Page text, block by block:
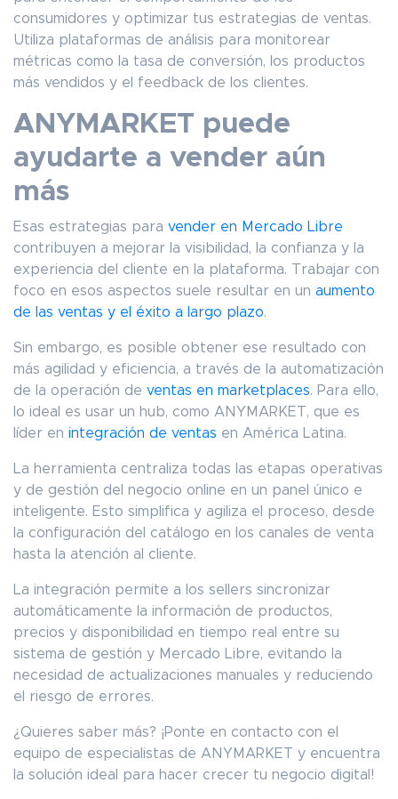
consumidores y optimizar tus estrategias de ventas.
Utiliza plataformas de análisis para monitorear
métricas como la tasa de conversión, los productos
más vendidos y el feedback de los clientes.
ANYMARKET puede
ayudarte a vender aún
más
Esas estrategias para vender en Mercado Libre
contribuyen a mejorar la visibilidad, la confianza y la
experiencia del cliente en la plataforma. Trabajar con
foco en esos aspectos suele resultar en un aumento
de las ventas y el éxito a largo plazo.
Sin embargo, es posible obtener ese resultado con
más agilidad y eficiencia, a través de la automatización
de la operación de ventas en marketplaces. Para ello,
lo ideal es usar un hub, como ANYMARKET, que es
líder en integración de ventas en América Latina.
La herramienta centraliza todas las etapas operativas
y de gestión del negocio online en un panel único e
inteligente. Esto simplifica y agiliza el proceso, desde
la configuración del catálogo en los canales de venta
hasta la atención al cliente.
La integración permite a los sellers sincronizar
automáticamente la información de productos,
precios y disponibilidad en tiempo real entre su
sistema de gestión y Mercado Libre, evitando la
necesidad de actualizaciones manuales y reduciendo
el riesgo de errores.
¿Quieres saber más? ¡Ponte en contacto con el
equipo de especialistas de ANYMARKET y encuentra
la solución ideal para hacer crecer tu negocio digital!